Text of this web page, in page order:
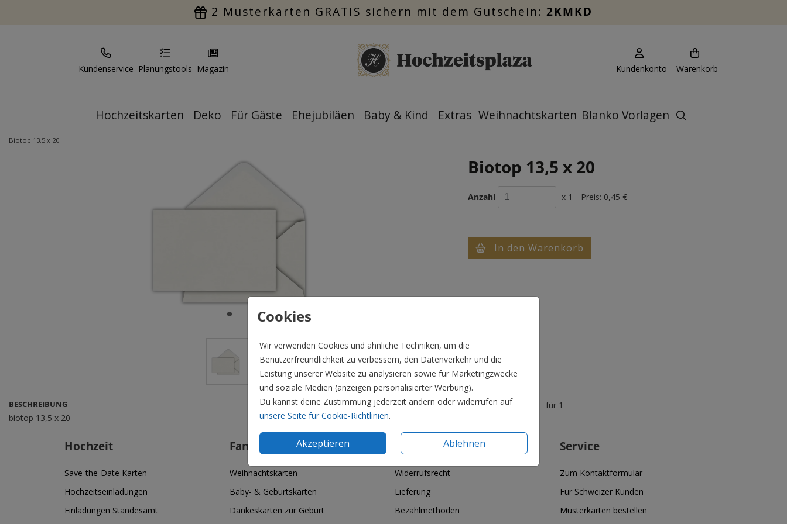
2 Musterkarten GRATIS sichern mit dem Gutschein: 2KMKD
Kundenservice Planungstools Magazin Kundenkonto Warenkorb
Hochzeitskarten Deko Für Gäste Ehejubiläen Baby & Kind Extras Weihnachtskarten Blanko Vorlagen
Cookies
Wir verwenden Cookies und ähnliche Techniken, um die
Benutzerfreundlichkeit zu verbessern, den Datenverkehr und die
Leistung unserer Website zu analysieren sowie für Marketingzwecke
und soziale Medien (anzeigen personalisierter Werbung).
Du kannst deine Zustimmung jederzeit ändern oder widerrufen auf
unsere Seite für Cookie-Richtlinien.
Akzeptieren Ablehnen
Biotop 13,5 x 20
Biotop 13,5 x 20
Anzahl x 1 Preis: 0,45 €
In den Warenkorb
BESCHREIBUNG
biotop 13,5 x 20
Preis:0,45 € für 1
Hochzeit
Save-the-Date Karten
Hochzeitseinladungen
Einladungen Standesamt
Familie & Feiertage
Weihnachtskarten
Baby- & Geburtskarten
Dankeskarten zur Geburt
Informationen
Widerrufsrecht
Lieferung
Bezahlmethoden
Service
Zum Kontaktformular
Für Schweizer Kunden
Musterkarten bestellen